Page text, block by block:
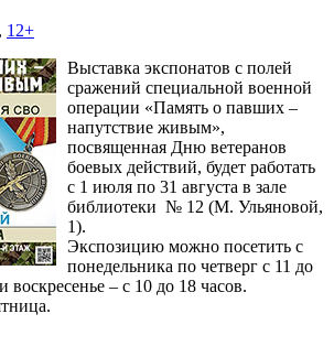
, 12+
Выставка экспонатов с полей
сражений специальной военной
операции «Память о павших –
напутствие живым»,
посвященная Дню ветеранов
боевых действий, будет работать
с 1 июля по 31 августа в зале
библиотеки № 12 (М. Ульяновой,
1).
Экспозицию можно посетить с
понедельника по четверг с 11 до
воскресенье – с 10 до 18 часов.